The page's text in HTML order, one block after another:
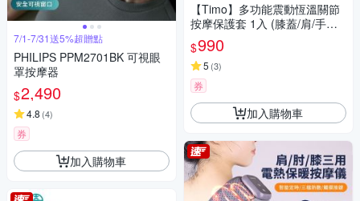
7/1-7/31送5%超贈點
PHILIPS PPM2701BK 可視眼
罩按摩器
$2,490
4.8 (4)
券
加入購物車
【Timo】多功能震動恆溫關節
按摩保護套 1入 (膝蓋/肩/手肘
通用)
$990
5 (3)
券
加入購物車